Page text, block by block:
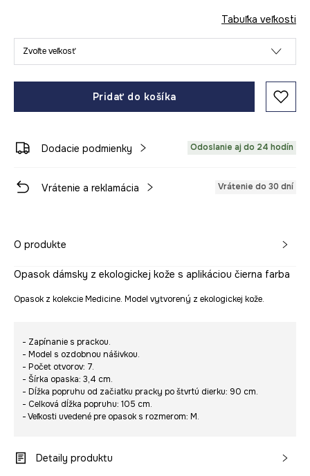
Tabuľka veľkosti
Zvoľte veľkosť
Pridať do košíka
Dodacie podmienky Odoslanie aj do 24 hodín
Vrátenie a reklamácia Vrátenie do 30 dní
O produkte
Opasok dámsky z ekologickej kože s aplikáciou čierna farba
Opasok z kolekcie Medicine. Model vytvorený z ekologickej kože.
- Zapínanie s prackou.
- Model s ozdobnou nášivkou.
- Počet otvorov: 7.
- Šírka opaska: 3,4 cm.
- Dĺžka popruhu od začiatku pracky po štvrtú dierku: 90 cm.
- Celková dĺžka popruhu: 105 cm.
- Veľkosti uvedené pre opasok s rozmerom: M.
Detaily produktu